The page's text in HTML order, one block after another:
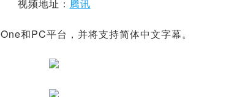
视频地址： 腾讯
和PC平台，并将支持简体中文字幕。